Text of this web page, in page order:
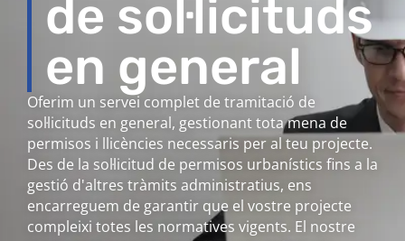
de sol·licituds
en general
Oferim un servei complet de tramitació de
sol·licituds en general, gestionant tota mena de
permisos i llicències necessaris per al teu projecte.
Des de la sol·licitud de permisos urbanístics fins a la
gestió d'altres tràmits administratius, ens
encarreguem de garantir que el vostre projecte
compleixi totes les normatives vigents. El nostre